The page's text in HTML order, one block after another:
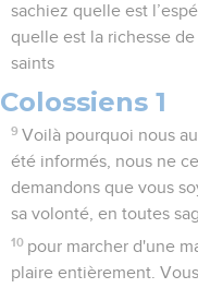
sachiez quelle est
quelle est la richesse
saints
Colossiens 1
9 Voilà pourquoi nous
été informés, nous ne
demandons que vous
sa volonté, en toutes
10 pour marcher d'une
plaire entièrement.